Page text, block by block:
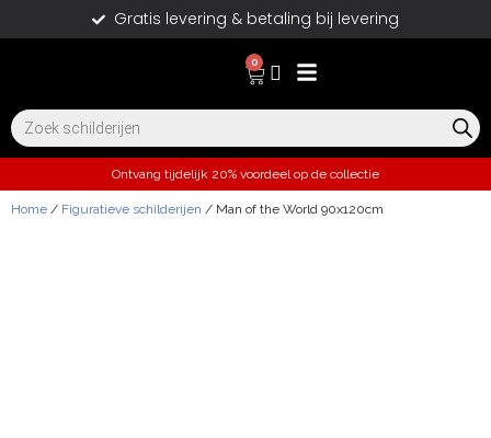
Gratis levering & betaling bij levering
0
Ontvang tijdelijk 20% voordeel op de collectie
Home / Figuratieve schilderijen / Man of the World 90x120cm